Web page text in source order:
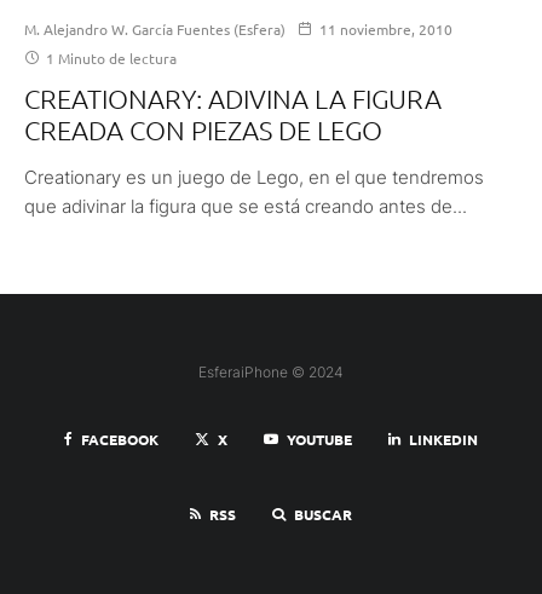
M. Alejandro W. García Fuentes (Esfera)
11 noviembre, 2010
1 Minuto de lectura
CREATIONARY: ADIVINA LA FIGURA
CREADA CON PIEZAS DE LEGO
Creationary es un juego de Lego, en el que tendremos
que adivinar la figura que se está creando antes de...
EsferaiPhone © 2024
FACEBOOK X YOUTUBE LINKEDIN
RSS BUSCAR